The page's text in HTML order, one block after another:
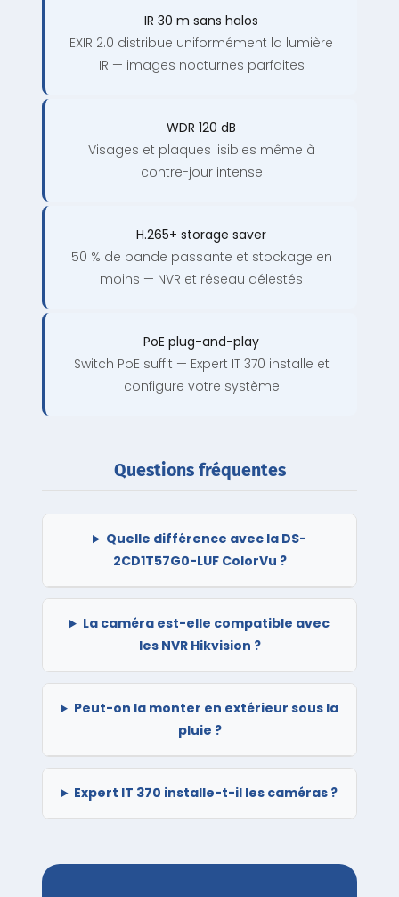
IR 30 m sans halos
EXIR 2.0 distribue uniformément la lumière
IR — images nocturnes parfaites
WDR 120 dB
Visages et plaques lisibles même à
contre-jour intense
H.265+ storage saver
50 % de bande passante et stockage en
moins — NVR et réseau délestés
PoE plug-and-play
Switch PoE suffit — Expert IT 370 installe et
configure votre système
Questions fréquentes
Quelle différence avec la DS-
2CD1T57G0-LUF ColorVu ?
La caméra est-elle compatible avec
les NVR Hikvision ?
Peut-on la monter en extérieur sous la
pluie ?
Expert IT 370 installe-t-il les caméras ?